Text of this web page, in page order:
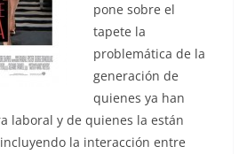
pone sobre el
tapete la
problemática de la
generación de
quienes ya han
laboral y de quienes la están
la interacción entre